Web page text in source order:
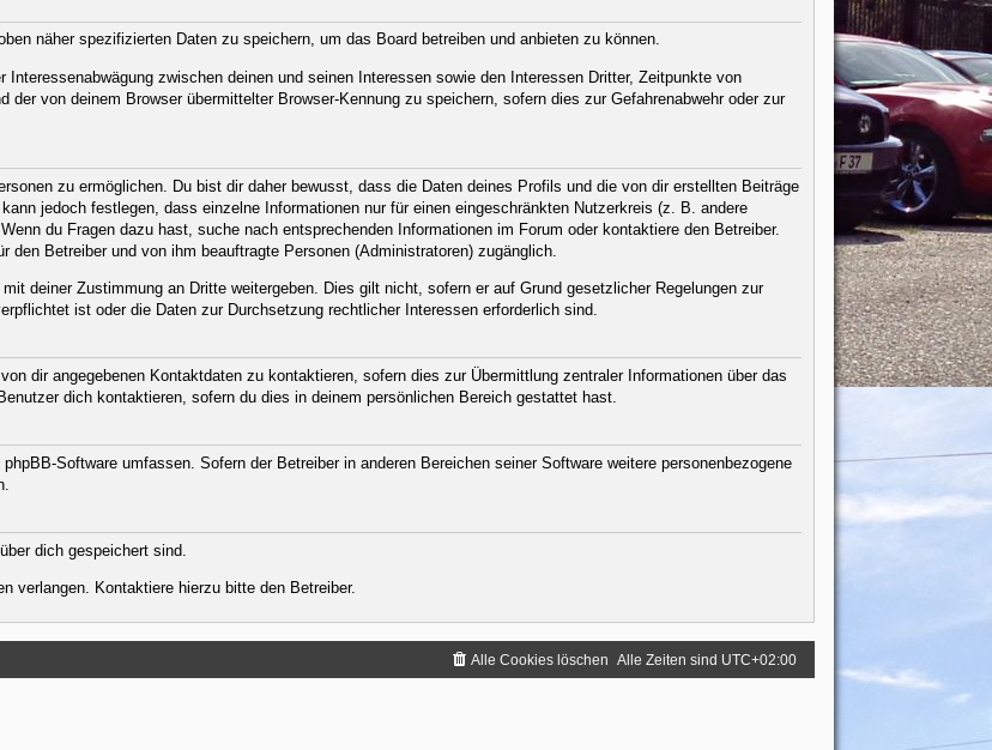
näher spezifizierten Daten zu speichern, um das Board betreiben und anbieten zu können.
zwischen deinen und seinen Interessen sowie den Interessen Dritter, Zeitpunkte von
von deinem Browser übermittelter Browser-Kennung zu speichern, sofern dies zur Gefahrenabwehr oder zur
zu ermöglichen. Du bist dir daher bewusst, dass die Daten deines Profils und die von dir erstellten Beiträge
jedoch festlegen, dass einzelne Informationen nur für einen eingeschränkten Nutzerkreis (z. B. andere
du Fragen dazu hast, suche nach entsprechenden Informationen im Forum oder kontaktiere den Betreiber.
Betreiber und von ihm beauftragte Personen (Administratoren) zugänglich.
deiner Zustimmung an Dritte weitergeben. Dies gilt nicht, sofern er auf Grund gesetzlicher Regelungen zur
ist oder die Daten zur Durchsetzung rechtlicher Interessen erforderlich sind.
dir angegebenen Kontaktdaten zu kontaktieren, sofern dies zur Übermittlung zentraler Informationen über das
dich kontaktieren, sofern du dies in deinem persönlichen Bereich gestattet hast.
Software umfassen. Sofern der Betreiber in anderen Bereichen seiner Software weitere personenbezogene
dich gespeichert sind.
verlangen. Kontaktiere hierzu bitte den Betreiber.
Alle Zeiten sind UTC+02:00
Alle Cookies löschen